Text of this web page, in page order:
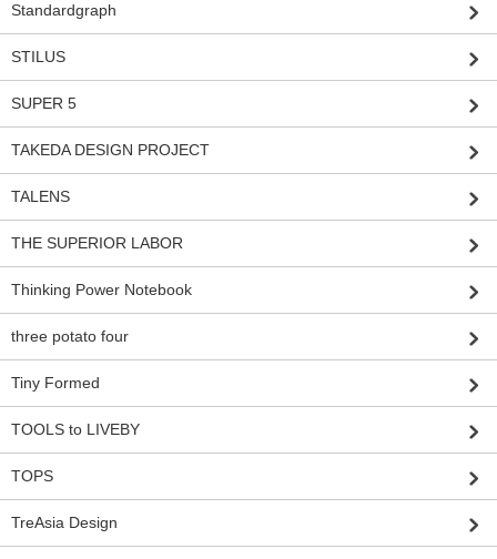
Standardgraph
STILUS
SUPER 5
TAKEDA DESIGN PROJECT
TALENS
THE SUPERIOR LABOR
Thinking Power Notebook
three potato four
Tiny Formed
TOOLS to LIVEBY
TOPS
TreAsia Design